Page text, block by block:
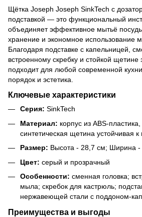
Щётка Joseph Joseph SinkTech с
подставкой — это функциональный
объединяет эффективное мытьё
хранение и экономное использование
Благодаря подставке с капельницей,
встроенному скребку и стойкой
подходит для любой современной
порядок и эстетика.
Ключевые характеристики
Серия: SinkTech
Материал: корпус из ABS-пластика,
синтетическая щетина устойчивая к
Размер: Высота - 28,7 см; Ширина
Цвет: серый и прозрачный
Особенности: сменная головка;
мыла; скребок для кастрюль;
нержавеющей стали с поддоном-
Преимущества и выгоды